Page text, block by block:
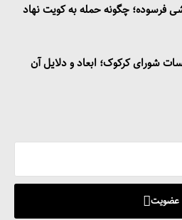
فرسوده؛ چگونه حمله به کویت نهاد
شورای کرکوک؛ ابعاد و دلایل آن
عضویت